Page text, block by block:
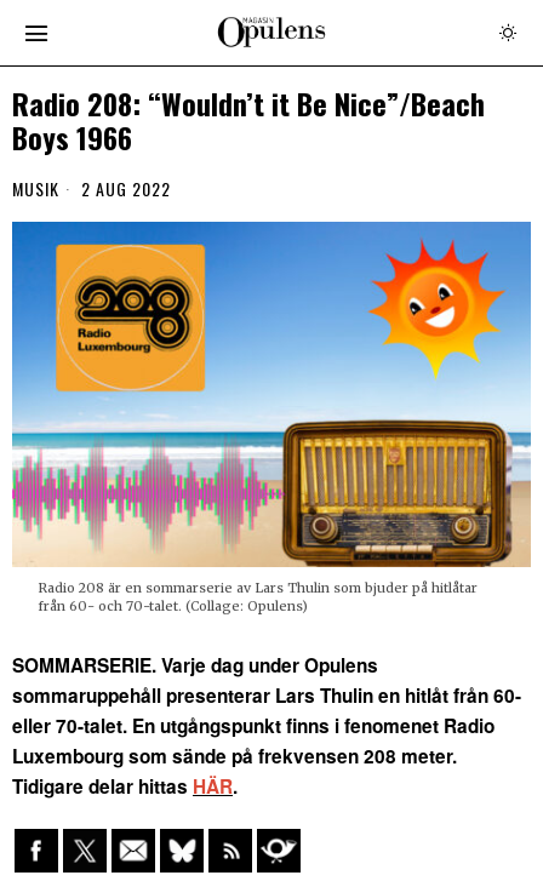
Radio 208: “Wouldn’t it Be Nice”/Beach
Boys 1966
MUSIK 2 AUG 2022
Radio 208 är en sommarserie av Lars Thulin som bjuder på hitlåtar
från 60- och 70-talet. (Collage: Opulens)
SOMMARSERIE. Varje dag under Opulens
sommaruppehåll presenterar Lars Thulin en hitlåt från 60-
eller 70-talet. En utgångspunkt finns i fenomenet Radio
Luxembourg som sände på frekvensen 208 meter.
Tidigare delar hittas HÄR.